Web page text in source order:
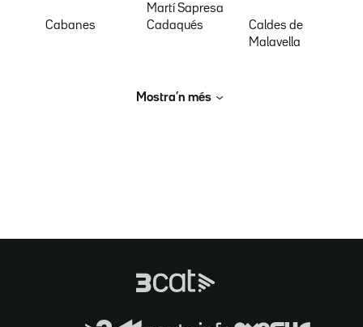
Martí Sapresa
Cabanes Cadaqués
Caldes de
Malavella
Mostra’n més